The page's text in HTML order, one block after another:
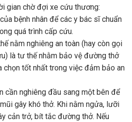
gian chờ đợi xe cứu thương:
bệnh nhân để các y bác sĩ chuẩn
quá trình cấp cứu.
nằm nghiêng an toàn (hay còn gọi
là tư thế nhằm bảo vệ đường thở
chọn tốt nhất trong việc đảm bảo an
cần nghiêng đầu sang một bên để
gây khó thở. Khi nằm ngửa, lưỡi
cản trở, bít tắc đường thở. Nếu